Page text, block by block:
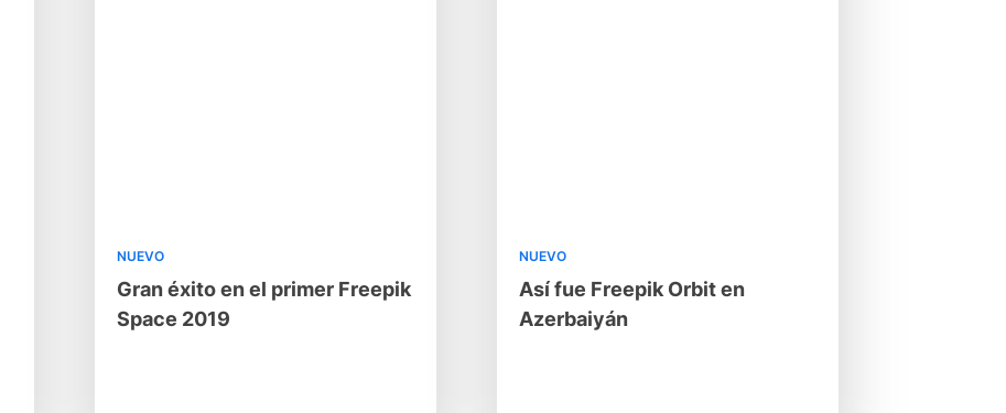
NUEVO
Gran éxito en el primer Freepik
Space 2019
NUEVO
Así fue Freepik Orbit en
Azerbaiyán